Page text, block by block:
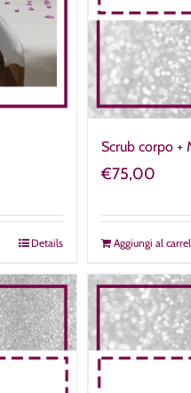
Details
Scrub corpo +
€75,00
Aggiungi al